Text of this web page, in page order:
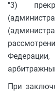
"3)
При